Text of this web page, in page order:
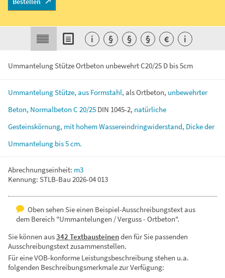
Ummantelung Stütze Ortbeton unbewehrt C20/25 D bis 5cm
UmmantelungStütze, aus Formstahl, alsOrtbeton, unbewehrter
Beton, Normalbeton C 20/25 DIN 1045-2, natürliche
Gesteinskörnung, mit hohemWassereindringwiderstand, Dickeder
Ummantelung bis5cm.
Abrechnungseinheit: m3
Kennung: STLB-Bau 2026-04 013
Oben sehen Sie einen Beispiel-Ausschreibungstext aus
dem Bereich "Ummantelungen / Verguss - Ortbeton".
Sie können aus342 Textbausteinenden für Sie passenden
Ausschreibungstext zusammenstellen.
Für eine VOB-konforme Leistungsbeschreibung stehen u.a.
folgenden Beschreibungsmerkmale zur Verfügung:
i § § § € i